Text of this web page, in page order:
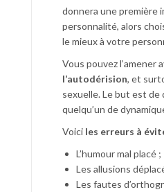
donnera une première
personnalité, alors
le mieux à votre
Vous pouvez l’amener
l’autodérision, et
sexuelle. Le but est de
quelqu’un de
Voici les erreurs à
L’humour mal placé ;
Les allusions
Les fautes